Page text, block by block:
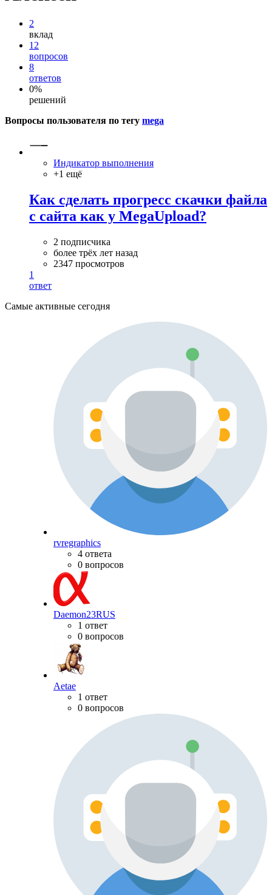
2
вклад
12
вопросов
8
ответов
0%
решений
Вопросы пользователя по тегу mega
Индикатор выполнения
+1 ещё
Как сделать прогресс скачки файла
с сайта как у MegaUpload?
2 подписчика
более трёх лет назад
2347 просмотров
1
ответ
Самые активные сегодня
rvregraphics
4 ответа
0 вопросов
Daemon23RUS
1 ответ
0 вопросов
Aetae
1 ответ
0 вопросов